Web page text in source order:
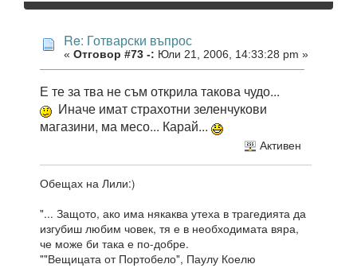
Re: Готварски въпрос
« Отговор #73 -: Юли 21, 2006, 14:33:28 pm »
Е те за тва не съм открила такова чудо...
Иначе имат страхотни зеленчукови
магазини, ма месо... Карай...
Активен
Обещах на Лили:)
"... Защото, ако има някаква утеха в трагедията да
изгубиш любим човек, тя е в необходимата вяра,
че може би така е по-добре.
""Вещицата от Портобело", Паулу Коелю